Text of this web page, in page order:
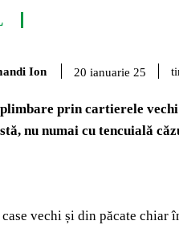
Ion 20 ianuarie 25
prin cartierele
nu numai cu tencuială
vechi și din păcate chiar